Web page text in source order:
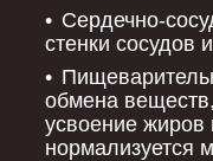
Сердечно-
стенки сосудов
обмена
усвоение жиров
нормализуется